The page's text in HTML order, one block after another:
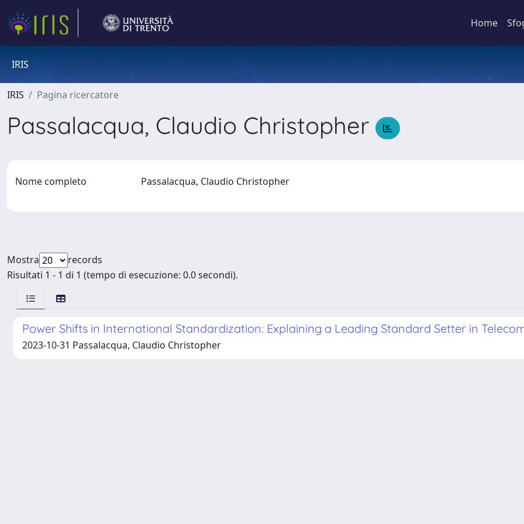
Home
IRIS
IRIS Pagina ricercatore
Passalacqua, Claudio Christopher
Nome completo Passalacqua, Claudio Christopher
Mostra
records
Risultati 1 - 1 di 1 (tempo di esecuzione: 0.0 secondi).
Power Shifts in International Standardization: Explaining a Leading Standard Setter in
2023-10-31 Passalacqua, Claudio Christopher